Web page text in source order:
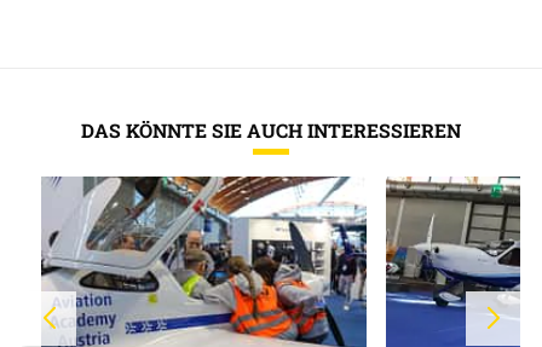
DAS KÖNNTE SIE AUCH INTERESSIEREN